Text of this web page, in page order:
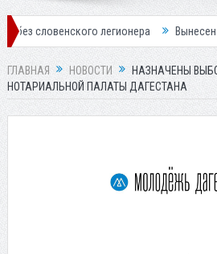
легионера Вынесен приговор по
ГЛАВНАЯ НОВОСТИ
НАЗНАЧЕНЫ
НОТАРИАЛЬНОЙ ПАЛАТЫ ДАГЕСТАНА